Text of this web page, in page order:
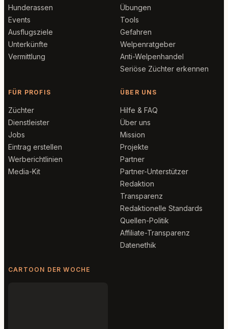
Hunderassen
Events
Ausflugsziele
Unterkünfte
Vermittlung
Übungen
Tools
Gefahren
Welpenratgeber
Anti-Welpenhandel
Seriöse Züchter erkennen
FÜR PROFIS
Züchter
Dienstleister
Jobs
Eintrag erstellen
Werberichtlinien
Media-Kit
ÜBER UNS
Hilfe & FAQ
Über uns
Mission
Projekte
Partner
Partner-Unterstützer
Redaktion
Transparenz
Redaktionelle Standards
Quellen-Politik
Affiliate-Transparenz
Datenethik
CARTOON DER WOCHE